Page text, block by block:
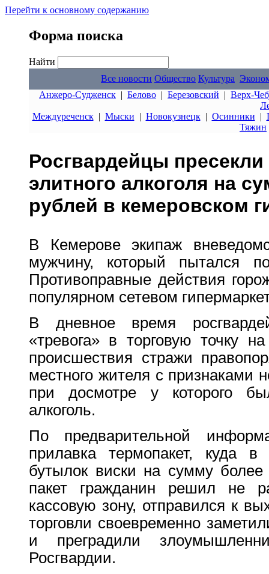
Перейти к основному содержанию
Форма поиска
Найти
Все новости Общество Культура
Анжеро-Судженск | Белово | Березовский | Верх-
Междуреченск| Мыски | Новокузнецк| Осинники |
Тяжин
Росгвардейцы
элитного алкоголя на
рублей в кемеровском
В Кемерове экипаж
мужчину, который пытался
Противоправные действия
популярном сетевом
В дневное время
«тревога» в торговую точку
происшествия стражи
местного жителя с признаками
при досмотре у которого
алкоголь.
По предварительной
прилавка термопакет, куда
бутылок виски на сумму
пакет гражданин решил не
кассовую зону, отправился к
торговли своевременно
и преградили
Росгвардии.